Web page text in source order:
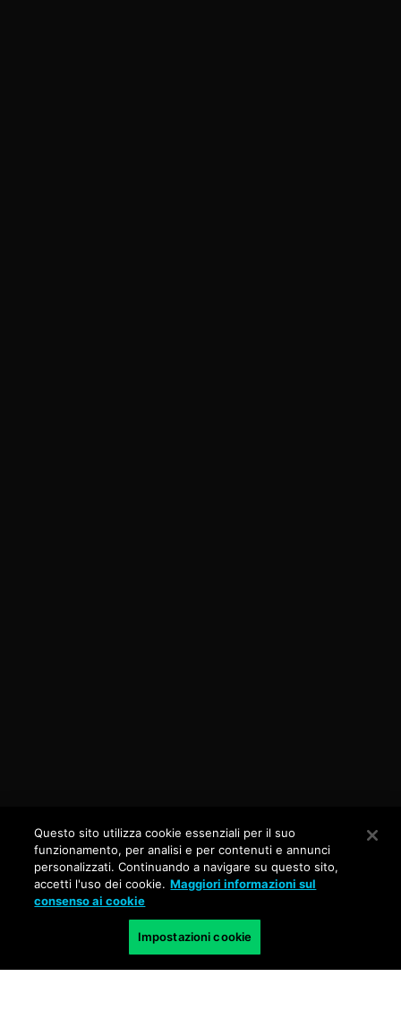
Questo sito utilizza cookie essenziali per il suo
funzionamento, per analisi e per contenuti e annunci
personalizzati. Continuando a navigare su questo sito,
accetti l'uso dei cookie. Maggiori informazioni sul
consenso ai cookie
Impostazioni cookie